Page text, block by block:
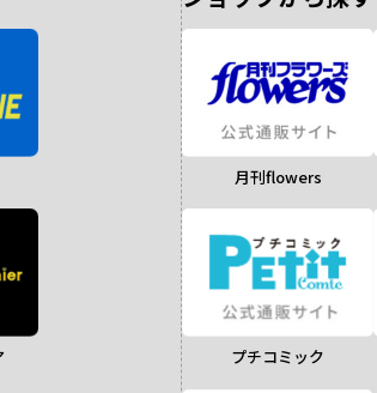
月刊flowers
プチコミック